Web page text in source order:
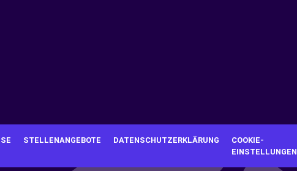
STELLENANGEBOTE DATENSCHUTZERKLÄRUNG
COOKIE-
EINSTELLUNGEN